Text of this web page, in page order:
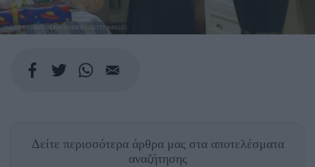
PHOTO BY DAVID HUME KENNERLY/GETTY IMAGES
Δείτε περισσότερα άρθρα μας στα αποτελέσματα
αναζήτησης